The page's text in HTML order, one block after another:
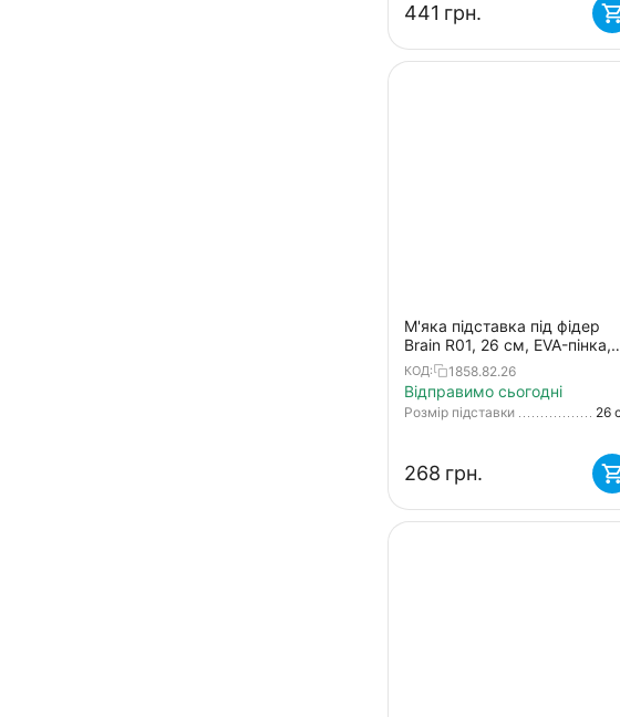
‍441‍ грн.
М'яка підставка під фідер
Brain R01, 26 см, EVA-пінка,
універсальне різьбове
кріплення
КОД: 1858.82.26
Відправимо сьогодні
Розмір підставки 26
‍268‍ грн.